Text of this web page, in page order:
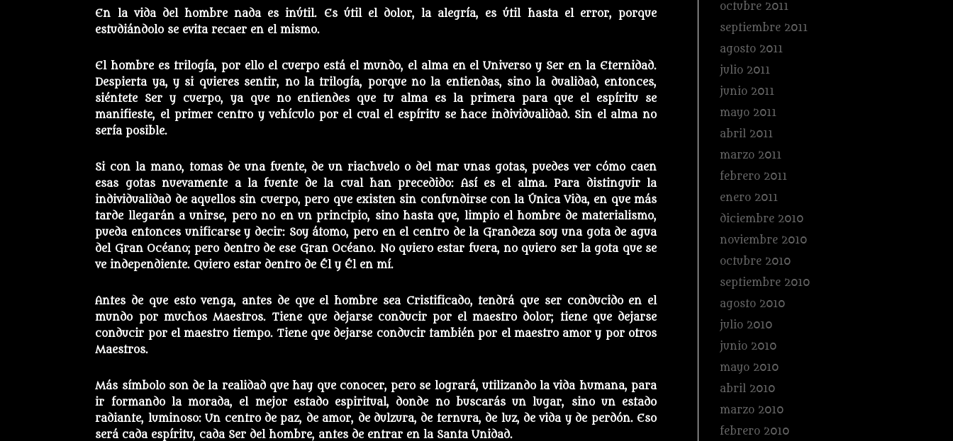
En la vida del hombre nada es inútil. Es útil el dolor, la alegría, es útil hasta el error, porque
estudiándolo se evita recaer en el mismo.
El hombre es trilogía, por ello el cuerpo está el mundo, el alma en el Universo y Ser en la Eternidad.
Despierta ya, y si quieres sentir, no la trilogía, porque no la entiendas, sino la dualidad, entonces,
siéntete Ser y cuerpo, ya que no entiendes que tu alma es la primera para que el espíritu se
manifieste, el primer centro y vehículo por el cual el espíritu se hace individualidad. Sin el alma no
sería posible.
Si con la mano, tomas de una fuente, de un riachuelo o del mar unas gotas, puedes ver cómo caen
esas gotas nuevamente a la fuente de la cual han precedido: Así es el alma. Para distinguir la
individualidad de aquellos sin cuerpo, pero que existen sin confundirse con la Única Vida, en que más
tarde llegarán a unirse, pero no en un principio, sino hasta que, limpio el hombre de materialismo,
pueda entonces unificarse y decir: Soy átomo, pero en el centro de la Grandeza soy una gota de agua
del Gran Océano; pero dentro de ese Gran Océano. No quiero estar fuera, no quiero ser la gota que se
ve independiente. Quiero estar dentro de Él y Él en mí.
Antes de que esto venga, antes de que el hombre sea Cristificado, tendrá que ser conducido en el
mundo por muchos Maestros. Tiene que dejarse conducir por el maestro dolor; tiene que dejarse
conducir por el maestro tiempo. Tiene que dejarse conducir también por el maestro amor y por otros
Maestros.
Más símbolo son de la realidad que hay que conocer, pero se logrará, utilizando la vida humana, para
ir formando la morada, el mejor estado espiritual, donde no buscarás un lugar, sino un estado
radiante, luminoso: Un centro de paz, de amor, de dulzura, de ternura, de luz, de vida y de perdón. Eso
será cada espíritu, cada Ser del hombre, antes de entrar en la Santa Unidad.
octubre 2011
septiembre 2011
agosto 2011
julio 2011
junio 2011
mayo 2011
abril 2011
marzo 2011
febrero 2011
enero 2011
diciembre 2010
noviembre 2010
octubre 2010
septiembre 2010
agosto 2010
julio 2010
junio 2010
mayo 2010
abril 2010
marzo 2010
febrero 2010